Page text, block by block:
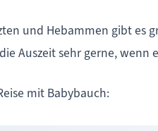
und Hebammen gibt es
Auszeit sehr gerne,
mit Babybauch: